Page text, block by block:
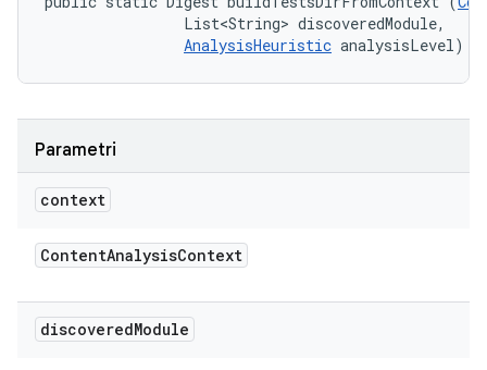
                List<String> discoveredModule,
AnalysisHeuristic analysisLevel)
Parametri
context
ContentAnalysisContext
discoveredModule